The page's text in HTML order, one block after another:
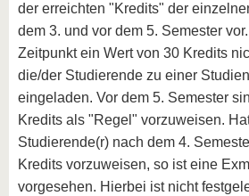
der erreichten "Kredits" der
dem 3. und vor dem 5. Semester
Zeitpunkt ein Wert von 30 Kredits
die/der Studierende zu einer
eingeladen. Vor dem 5. Semester
Kredits als "Regel" vorzuweisen.
Studierende(r) nach dem 4.
Kredits vorzuweisen, so ist eine
vorgesehen. Hierbei ist nicht